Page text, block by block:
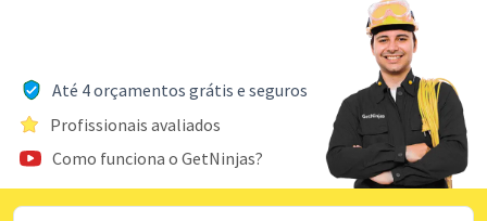
Até 4 orçamentos grátis e seguros
Profissionais avaliados
Como funciona o GetNinjas?